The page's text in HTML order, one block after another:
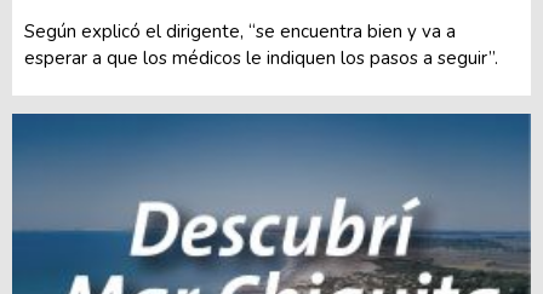
Según explicó el dirigente, “se encuentra bien y va a
esperar a que los médicos le indiquen los pasos a seguir”.